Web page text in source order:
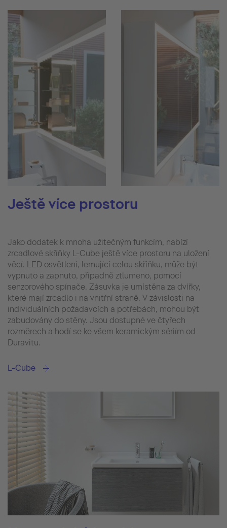
Ještě více prostoru
Jako dodatek k mnoha užitečným funkcím, nabízí
zrcadlové skříňky L-Cube ještě více prostoru na uložení
věcí. LED osvětlení, lemující celou skříňku, může být
vypnuto a zapnuto, případně ztlumeno, pomocí
senzorového spínače. Zásuvka je umístěna za dvířky,
které mají zrcadlo i na vnitřní straně. V závislosti na
individuálních požadavcích a potřebách, mohou být
zabudovány do stěny. Jsou dostupné ve čtyřech
rozměrech a hodí se ke všem keramickým sériím od
Duravitu.
L-Cube